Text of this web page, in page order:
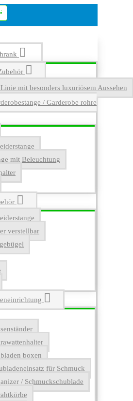
mit besonders luxuriösem Aussehen
/ Garderobe rohre
mit Beleuchtung
verstellbar
boxen
für Schmuck
/ Schmuckschublade